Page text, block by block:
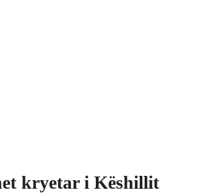
kryetar i Këshillit